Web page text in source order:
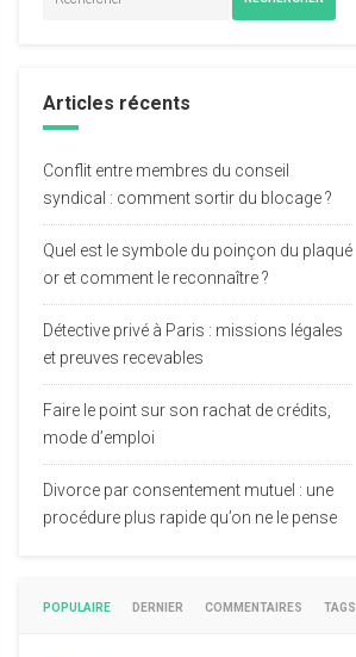
Articles récents
Conflit entre membres du conseil
syndical : comment sortir du blocage ?
Quel est le symbole du poinçon du plaqué
or et comment le reconnaître ?
Détective privé à Paris : missions légales
et preuves recevables
Faire le point sur son rachat de crédits,
mode d’emploi
Divorce par consentement mutuel : une
procédure plus rapide qu’on ne le pense
POPULAIRE DERNIER COMMENTAIRES TAGS